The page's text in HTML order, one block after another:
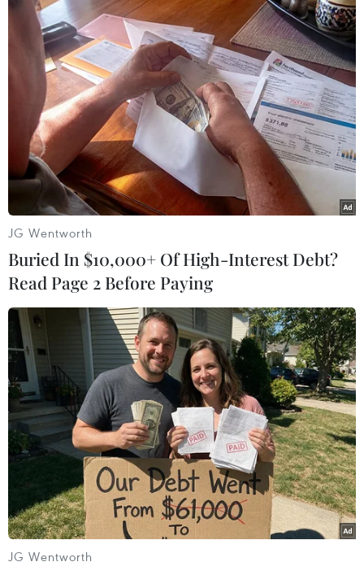
Lực lượng chức năng làm nhiệm vụ ở hiện trường vụ cháy ôtô
trên cao tốc Nội Bài-Lào Cai. (Ảnh: Hoàng Hùng/TTXVN)
Ôtô giường nằm biển kiểm soát 29B- 61924 bị cháy rụi. (Ảnh:
Hoàng Hùng/TTXVN)
(TTXVN/Vietnam+)
JG Wentworth
Buried In $10,000+ Of High-Interest Debt?
Read Page 2 Before Paying
JG Wentworth